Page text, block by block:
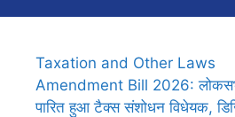
Taxation and Other Laws
Amendment Bill 2026:
पारित हुआ टैक्स संशोधन विधेयक,